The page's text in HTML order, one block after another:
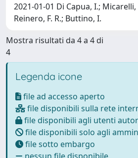
2021-01-01 Di Capua, I.; Micarelli,
Reinero, F. R.; Buttino, I.
Mostra risultati da 4 a 4 di
4
Legenda icone
file ad accesso aperto
file disponibili sulla rete
file disponibili agli utenti
file disponibili solo agli
file sotto embargo
nessun file disponibile